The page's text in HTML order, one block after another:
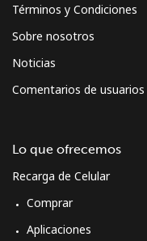
Términos y Condiciones
Sobre nosotros
Noticias
Comentarios de usuarios
Lo que ofrecemos
Recarga de Celular
Comprar
Aplicaciones